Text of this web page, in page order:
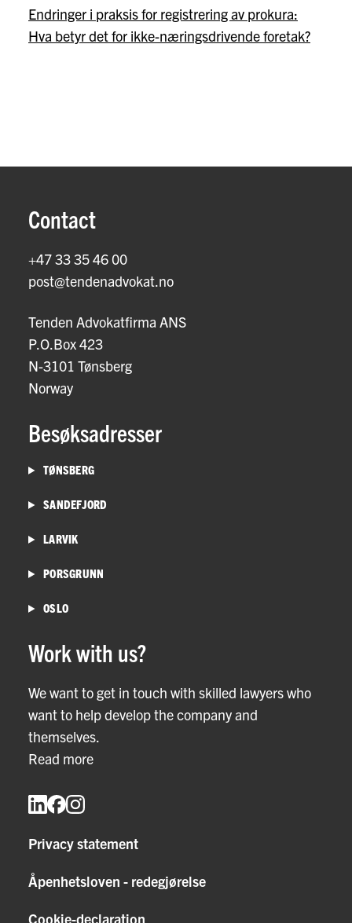
Endringer i praksis for registrering av prokura:
Hva betyr det for ikke-næringsdrivende foretak?
Contact
+47 33 35 46 00
post@tendenadvokat.no
Tenden Advokatfirma ANS
P.O.Box 423
N-3101 Tønsberg
Norway
Besøksadresser
TØNSBERG
SANDEFJORD
LARVIK
PORSGRUNN
OSLO
Work with us?
We want to get in touch with skilled lawyers who
want to help develop the company and
themselves.
Read more
Privacy statement
Åpenhetsloven - redegjørelse
Cookie-declaration